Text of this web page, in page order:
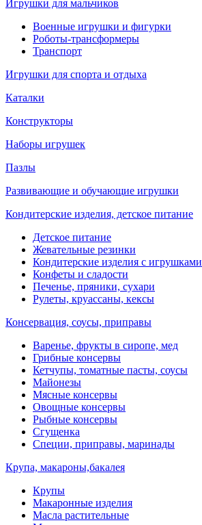
Игрушки для мальчиков
Военные игрушки и фигурки
Роботы-трансформеры
Транспорт
Игрушки для спорта и отдыха
Каталки
Конструкторы
Наборы игрушек
Пазлы
Развивающие и обучающие игрушки
Кондитерские изделия, детское питание
Детское питание
Жевательные резинки
Кондитерские изделия с игрушками
Конфеты и сладости
Печенье, пряники, сухари
Рулеты, круассаны, кексы
Консервация, соусы, приправы
Варенье, фрукты в сиропе, мед
Грибные консервы
Кетчупы, томатные пасты, соусы
Майонезы
Мясные консервы
Овощные консервы
Рыбные консервы
Сгущенка
Специи, приправы, маринады
Крупа, макароны,бакалея
Крупы
Макаронные изделия
Масла растительные